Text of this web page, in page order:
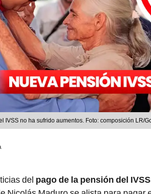
IVSS no ha sufrido aumentos. Foto: composición LR/
del pago de la pensión del